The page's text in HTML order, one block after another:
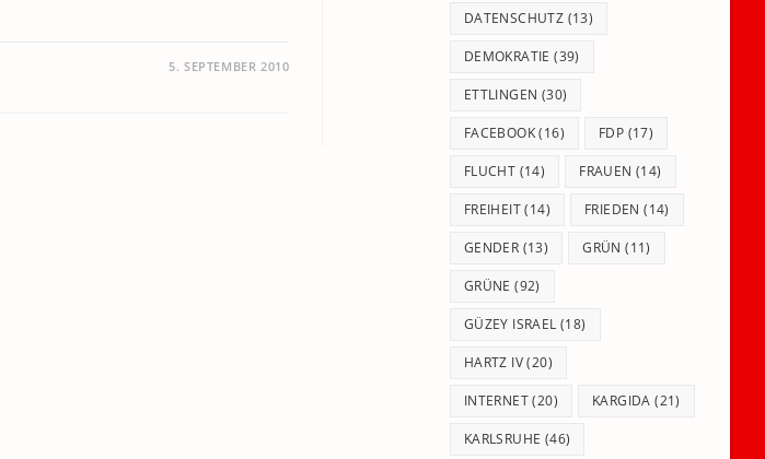
5. SEPTEMBER 2010
DATENSCHUTZ (13)
DEMOKRATIE (39)
ETTLINGEN (30)
FACEBOOK(16) FDP (17)
FLUCHT (14) FRAUEN (14)
FREIHEIT(14) FRIEDEN (14)
GENDER (13) GRÜN (11)
GRÜNE (92)
GÜZEY ISRAEL (18)
HARTZ IV(20)
INTERNET(20) KARGIDA (21)
KARLSRUHE (46)